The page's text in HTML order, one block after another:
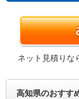
ネット見積りな
高知県のおすす